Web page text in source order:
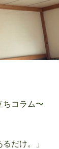
ちコラム〜
だけ。」